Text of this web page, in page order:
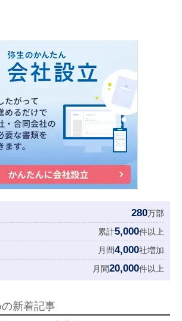
280万部
累計5,000件以上
月間4,000社増加
月間20,000件以上
新着記事